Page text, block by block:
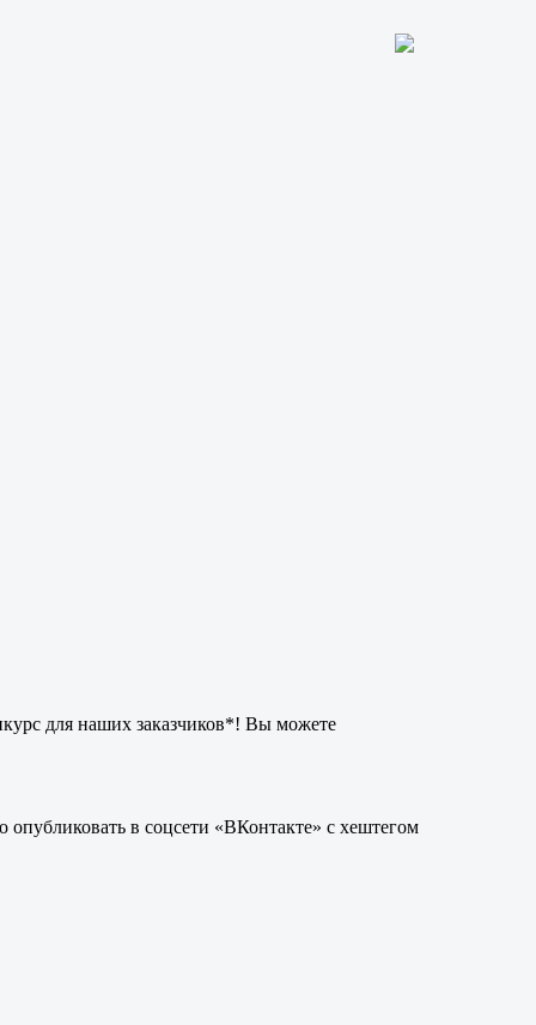
для наших заказчиков*! Вы можете
в соцсети «ВКонтакте» с хештегом